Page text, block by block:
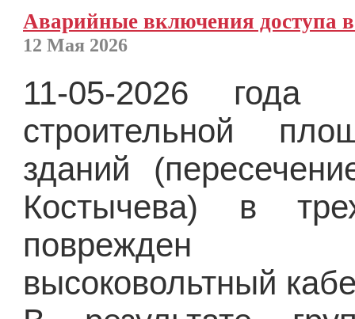
Аварийные включения доступа в
12 Мая 2026
11-05-2026 года
строительной
зданий
Костычева) в
поврежден
высоковольтный